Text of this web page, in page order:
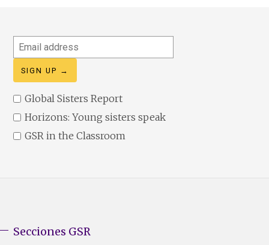
Email
address
Global Sisters Report
Horizons: Young sisters speak
GSR in the Classroom
Secciones GSR